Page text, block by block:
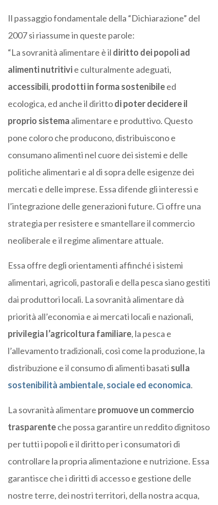
Il passaggio fondamentale della “Dichiarazione” del
2007 si riassume in queste parole:
“La sovranità alimentare è il diritto dei popoli ad
alimenti nutritivie culturalmente adeguati,
accessibili, prodotti in forma sostenibileed
ecologica, ed anche il dirittodi poter decidere il
proprio sistema alimentare e produttivo. Questo
pone coloro che producono, distribuiscono e
consumano alimenti nel cuore dei sistemi e delle
politiche alimentari e al di sopra delle esigenze dei
mercati e delle imprese. Essa difende gli interessi e
l’integrazione delle generazioni future. Ci offre una
strategia per resistere e smantellare il commercio
neoliberale e il regime alimentare attuale.
Essa offre degli orientamenti affinché i sistemi
alimentari, agricoli, pastorali e della pesca siano gestiti
dai produttori locali. La sovranità alimentare dà
priorità all’economia e ai mercati locali e nazionali,
privilegia l’agricoltura familiare, la pesca e
l’allevamento tradizionali, così come la produzione, la
distribuzione e il consumo di alimenti basati sulla
sostenibilità ambientale, sociale ed economica.
La sovranità alimentare promuove un commercio
trasparenteche possa garantire un reddito dignitoso
per tutti i popoli e il diritto per i consumatori di
controllare la propria alimentazione e nutrizione. Essa
garantisce che i diritti di accesso e gestione delle
nostre terre, dei nostri territori, della nostra acqua,